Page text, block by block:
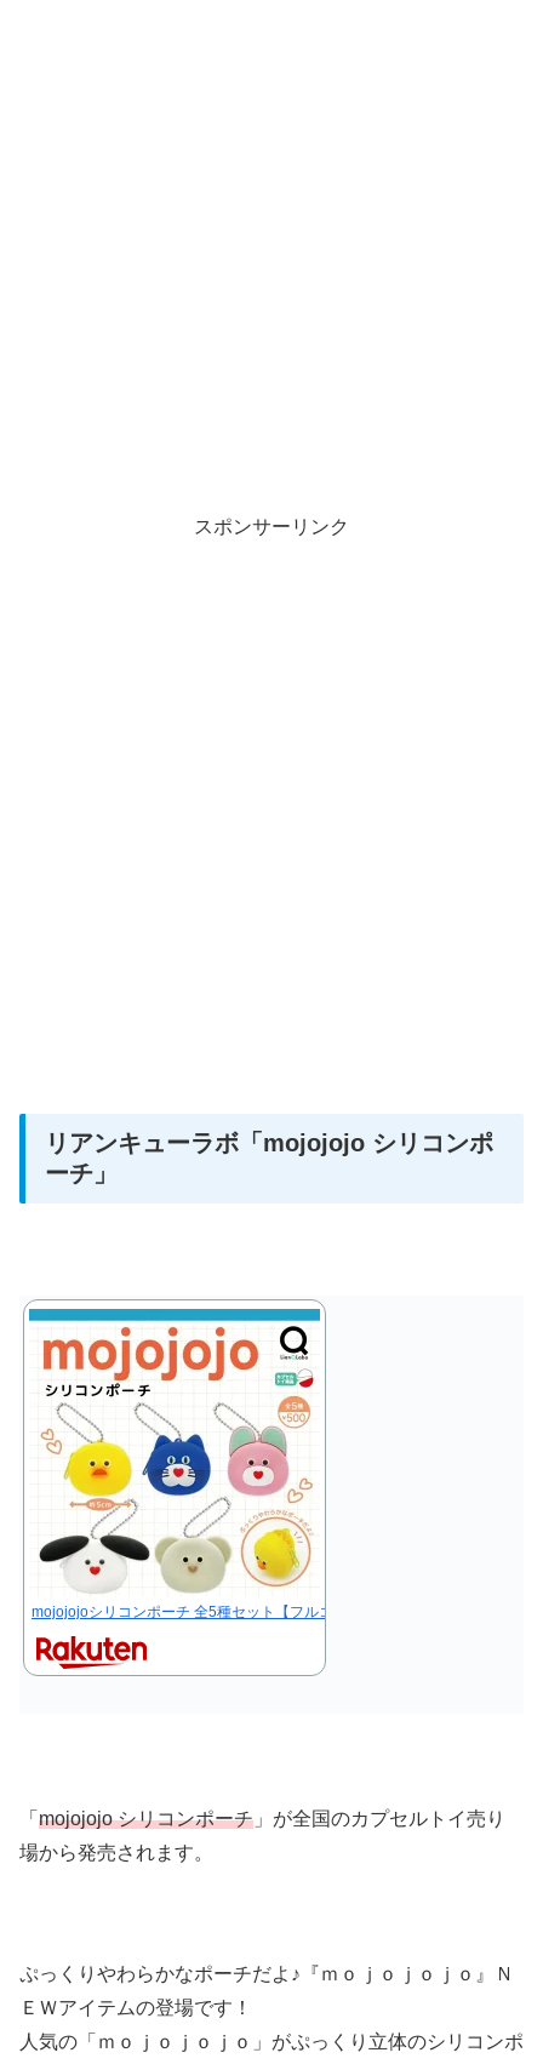
スポンサーリンク
リアンキューラボ 「mojojojo シリコンポ
ーチ」
mojojojoシリコンポーチ 全5種セット【フルコンプリート/2026年08月発売予
「 mojojojo シリコンポーチ 」が全国のカプセルトイ売り
場から発売されます。
ぷっくりやわらかなポーチだよ♪『ｍｏｊｏｊｏｊｏ』Ｎ
ＥＷアイテムの登場です！
人気の「ｍｏｊｏｊｏｊｏ」がぷっくり立体のシリコンポ